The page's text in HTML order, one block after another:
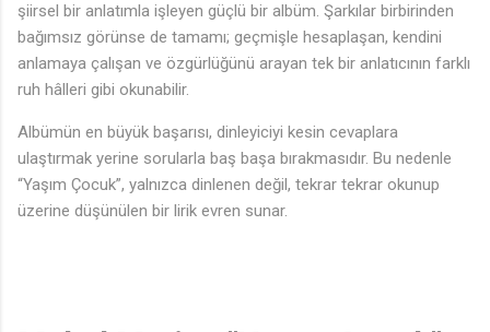
şiirsel bir anlatımla işleyen güçlü bir albüm. Şarkılar birbirinden
bağımsız görünse de tamamı; geçmişle hesaplaşan, kendini
anlamaya çalışan ve özgürlüğünü arayan tek bir anlatıcının farklı
ruh hâlleri gibi okunabilir.
Albümün en büyük başarısı, dinleyiciyi kesin cevaplara
ulaştırmak yerine sorularla baş başa bırakmasıdır. Bu nedenle
“Yaşım Çocuk”, yalnızca dinlenen değil, tekrar tekrar okunup
üzerine düşünülen bir lirik evren sunar.